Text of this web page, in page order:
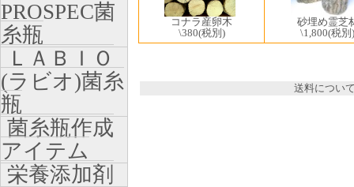
コナラ産卵木
\380(税別)
砂埋め霊芝
\1,800(税別)
送料につい
PROSPEC菌
糸瓶
ＬＡＢＩＯ
(ラビオ)菌糸
瓶
菌糸瓶作成
アイテム
栄養添加剤